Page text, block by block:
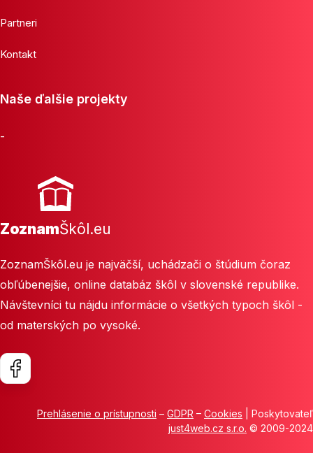
Partneri
Kontakt
Naše ďalšie projekty
-
ZoznamŠkôl.eu
ZoznamŠkôl.eu je najväčší, uchádzači o štúdium čoraz
obľúbenejšie, online databáz škôl v slovenské republike.
Návštevníci tu nájdu informácie o všetkých typoch škôl -
od materských po vysoké.
Prehlásenie o prístupnosti – GDPR – Cookies | Poskytovateľ
just4web.cz s.r.o. © 2009-2024